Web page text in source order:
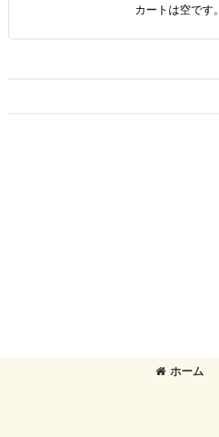
カートは空です。
ホーム